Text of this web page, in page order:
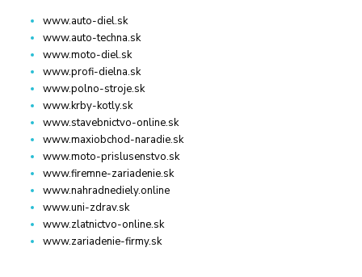
www.auto-diel.sk
www.auto-techna.sk
www.moto-diel.sk
www.profi-dielna.sk
www.polno-stroje.sk
www.krby-kotly.sk
www.stavebnictvo-online.sk
www.maxiobchod-naradie.sk
www.moto-prislusenstvo.sk
www.firemne-zariadenie.sk
www.nahradnediely.online
www.uni-zdrav.sk
www.zlatnictvo-online.sk
www.zariadenie-firmy.sk